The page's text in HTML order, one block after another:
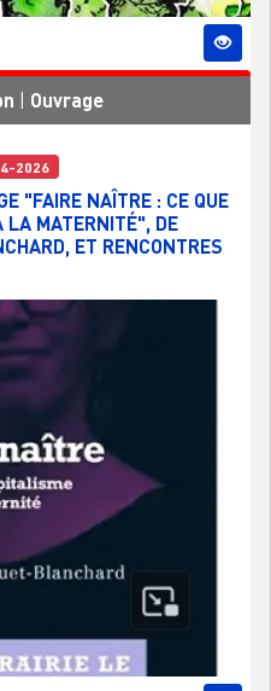
Ouvrage
2026
"FAIRE NAÎTRE : CE QUE
LA MATERNITÉ", DE
ET RENCONTRES